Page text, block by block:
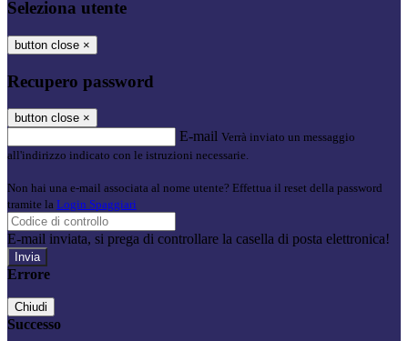
Seleziona utente
button close ×
Recupero password
button close ×
E-mail Verrà inviato un messaggio
all'indirizzo indicato con le istruzioni necessarie.
Non hai una e-mail associata al nome utente? Effettua il reset della password
tramite la Login Spaggiari
E-mail inviata, si prega di controllare la casella di posta elettronica!
Errore
Chiudi
Successo